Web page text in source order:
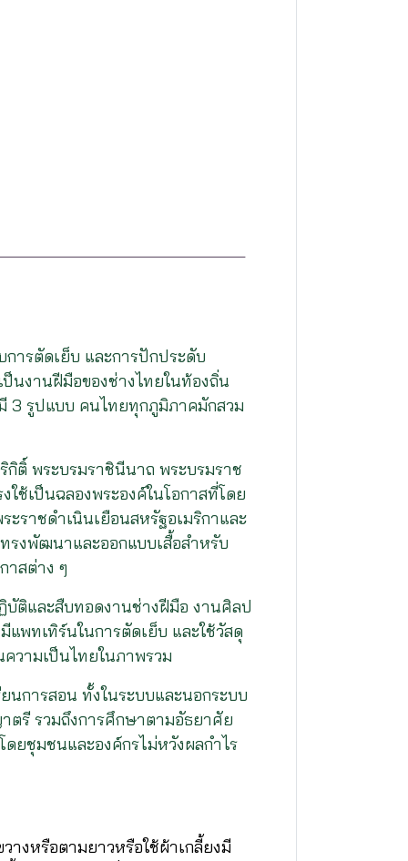
ารตัดเย็บ และการปักประดับ
นงานฝีมือของช่างไทยในท้องถิ่น
3 รูปแบบ คนไทยทุกภูมิภาคมักสวม
กิติ์ พระบรมราชินีนาถ พระบรมราช
ช้เป็นฉลองพระองค์ในโอกาสที่โดย
ราชดำเนินเยือนสหรัฐอเมริกาและ
รงพัฒนาและออกแบบเสื้อสำหรับ
าสต่าง ๆ
บัติและสืบทอดงานช่างฝีมือ งานศิลป
พทเทิร์นในการตัดเย็บ และใช้วัสดุ
วามเป็นไทยในภาพรวม
นการสอน ทั้งในระบบและนอกระบบ
ตรี รวมถึงการศึกษาตามอัธยาศัย
ยชุมชนและองค์กรไม่หวังผลกำไร
างหรือตามยาวหรือใช้ผ้าเกลี้ยงมี